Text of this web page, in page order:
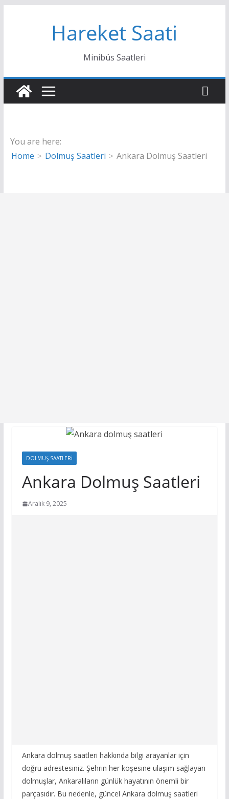
Hareket Saati
Minibüs Saatleri
You are here:
Home
Dolmuş Saatleri Ankara Dolmuş Saatleri
DOLMUŞ SAATLERI
Ankara Dolmuş Saatleri
Aralık 9, 2025
Ankara dolmuş saatleri hakkında bilgi arayanlar için
doğru adrestesiniz. Şehrin her köşesine ulaşım sağlayan
dolmuşlar, Ankaralıların günlük hayatının önemli bir
parçasıdır. Bu nedenle, güncel Ankara dolmuş saatleri